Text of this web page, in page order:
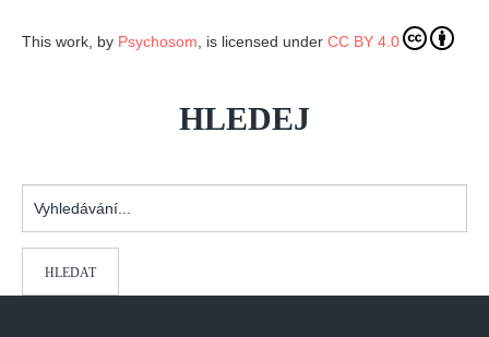
ARCHIV
This work, by Psychosom , is licensed under CC BY 4.0
HLEDEJ
HLEDAT